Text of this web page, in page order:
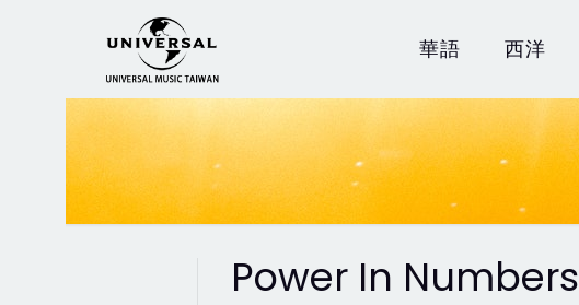
華語 西洋
Power In Numbers